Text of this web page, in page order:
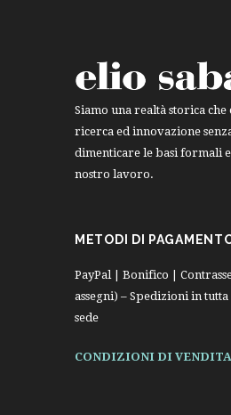
Siamo una realtà storica che
ricerca ed innovazione
dimenticare le basi formali e
nostro lavoro.
METODI DI
PayPal | Bonifico |
assegni) – Spedizioni in
sede
CONDIZIONI DI VENDITA